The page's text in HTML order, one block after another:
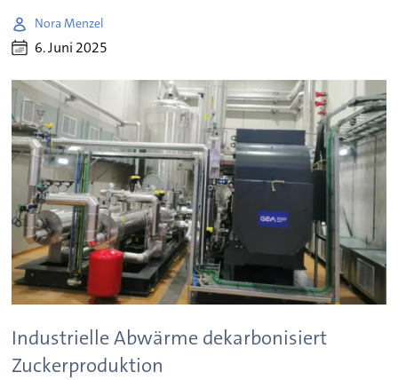
Nora Menzel
6. Juni 2025
Industrielle Abwärme dekarbonisiert
Zuckerproduktion